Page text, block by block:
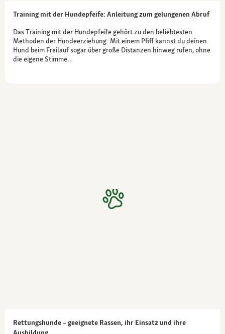
Training mit der Hundepfeife: Anleitung zum gelungenen Abruf
Das Training mit der Hundepfeife gehört zu den beliebtesten
Methoden der Hundeerziehung: Mit einem Pfiff kannst du deinen
Hund beim Freilauf sogar über große Distanzen hinweg rufen, ohne
die eigene Stimme…
Rettungshunde – geeignete Rassen, ihr Einsatz und ihre